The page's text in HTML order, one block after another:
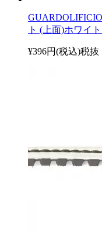
ト (上面)ホワイ
¥396円(税込)税抜